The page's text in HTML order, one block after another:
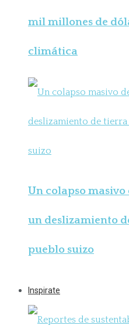
mil millones de
climática
Un colapso
un deslizamiento
pueblo suizo
Inspirate